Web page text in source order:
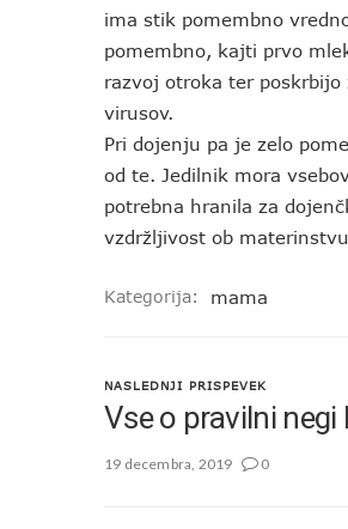
ima stik pomembno
pomembno, kajti prvo
razvoj otroka ter
virusov.
Pri dojenju pa je zelo
od te. Jedilnik mora
potrebna hranila za
vzdržljivost ob
Kategorija: mama
NASLEDNJI PRISPEVEK
Vse o pravilni
19 decembra, 2019 0